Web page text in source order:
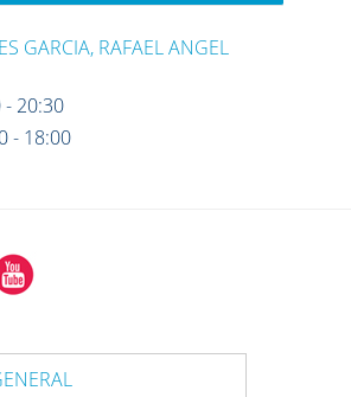
GARCIA, RAFAEL ANGEL
- 20:30
- 18:00